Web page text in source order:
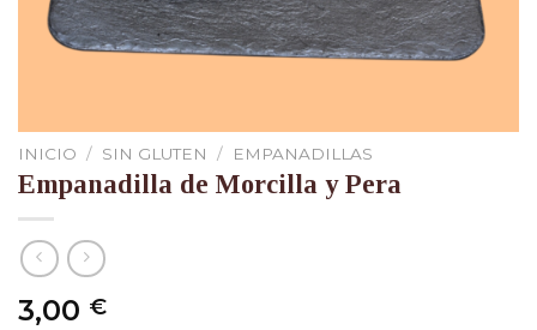
INICIO / SIN GLUTEN / EMPANADILLAS
Empanadilla de Morcilla y Pera
3,00 €